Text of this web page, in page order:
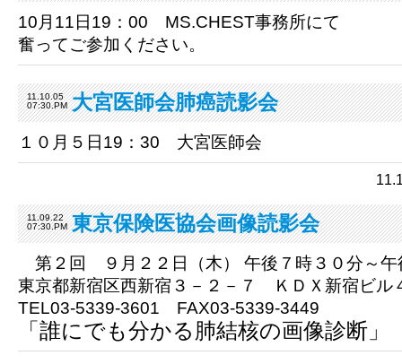
10月11日19：00 MS.CHEST事務所にて
奮ってご参加ください。
11.10.05
07:30.PM 大宮医師会肺癌読影会
１０月５日19：30 大宮医師会
11.09.22
07:30.PM 東京保険医協会画像読影会
第２回 ９月２２日（木） 午後７時３０分～午
東京都新宿区西新宿３－２－７ ＫＤＸ新宿ビル
TEL03-5339-3601 FAX03-5339-3449
「誰にでも分かる肺結核の画像診断」